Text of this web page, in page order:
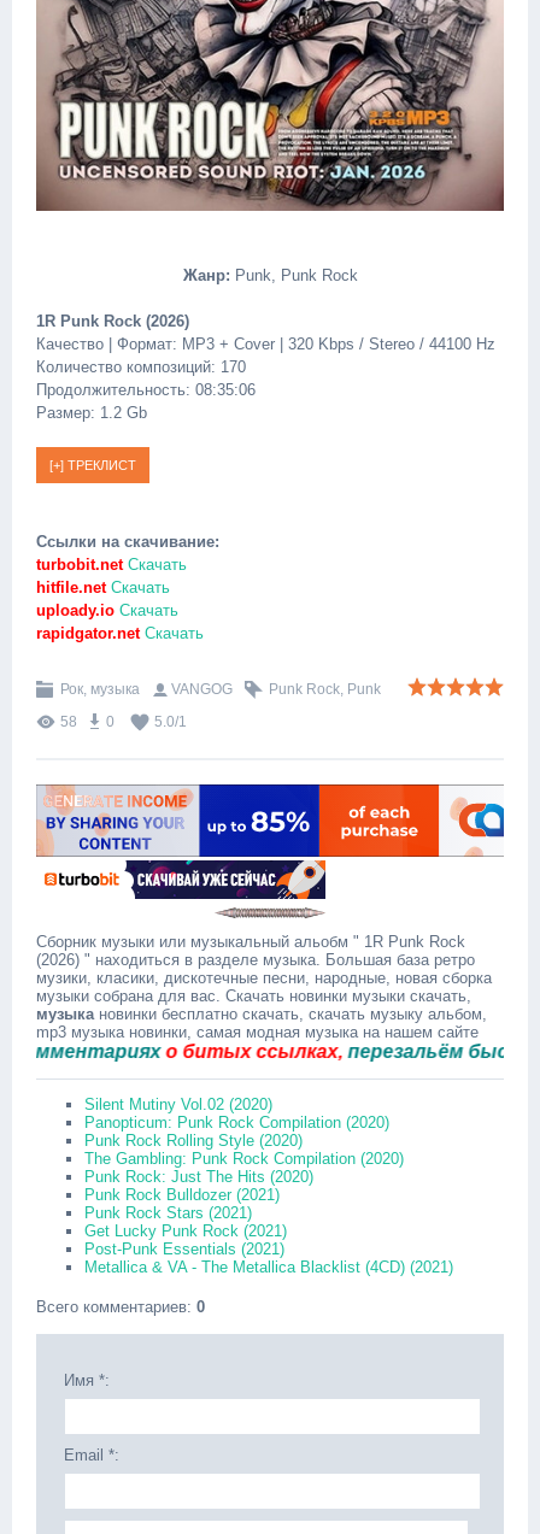
Жанр: Punk, Punk Rock
1R Punk Rock (2026)
Качество | Формат: MP3 + Cover | 320 Kbps / Stereo / 44100 Hz
Количество композиций: 170
Продолжительность: 08:35:06
Размер: 1.2 Gb
Ссылки на скачивание:
turbobit.netСкачать
hitfile.netСкачать
uploady.io Скачать
rapidgator.netСкачать
Рок, музыка VANGOG Punk Rock, Punk
58
0 5.0/1
Сборник музыки или музыкальный альобм " 1R Punk Rock
(2026) " находиться в разделе музыка. Большая база ретро
музики, класики, дискотечные песни, народные, новая сборка
музыки собрана для вас. Скачать новинки музыки скачать,
музыкановинки бесплатно скачать, скачать музыку альбом,
mp3 музыка новинки, самая модная музыка на нашем сайте
о битых ссылках,перезальём быстро.
Silent Mutiny Vol.02 (2020)
Panopticum: Punk Rock Compilation (2020)
Punk Rock Rolling Style (2020)
The Gambling: Punk Rock Compilation (2020)
Punk Rock: Just The Hits (2020)
Punk Rock Bulldozer (2021)
Punk Rock Stars (2021)
Get Lucky Punk Rock (2021)
Post-Punk Essentials (2021)
Metallica & VA - The Metallica Blacklist (4CD) (2021)
Всего комментариев: 0
Имя *:
Email *: